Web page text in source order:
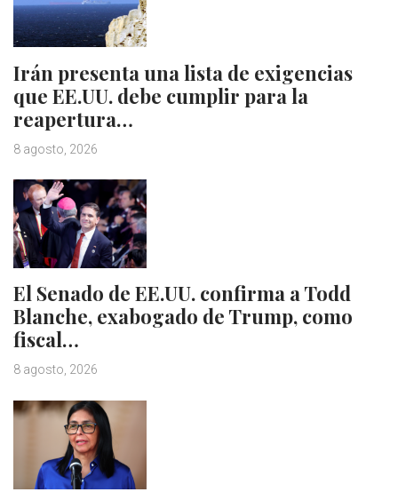
Irán presenta una lista de exigencias
que EE.UU. debe cumplir para la
reapertura…
8 agosto, 2026
El Senado de EE.UU. confirma a Todd
Blanche, exabogado de Trump, como
fiscal…
8 agosto, 2026